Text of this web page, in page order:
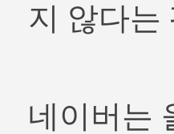
지 않다는
네이버는